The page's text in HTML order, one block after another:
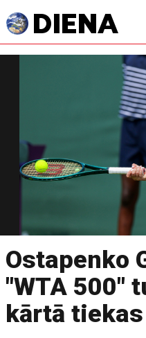
Ostapenko
"WTA 500"
kārtā